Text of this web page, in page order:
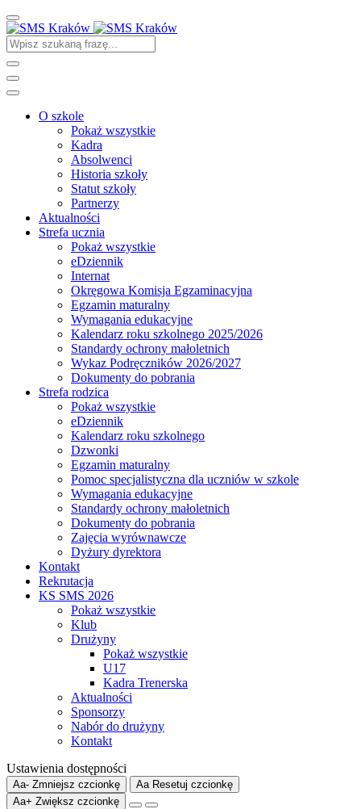
O szkole
Pokaż wszystkie
Kadra
Absolwenci
Historia szkoły
Statut szkoły
Partnerzy
Aktualności
Strefa ucznia
Pokaż wszystkie
eDziennik
Internat
Okręgowa Komisja Egzaminacyjna
Egzamin maturalny
Wymagania edukacyjne
Kalendarz roku szkolnego 2025/2026
Standardy ochrony małoletnich
Wykaz Podręczników 2026/2027
Dokumenty do pobrania
Strefa rodzica
Pokaż wszystkie
eDziennik
Kalendarz roku szkolnego
Dzwonki
Egzamin maturalny
Pomoc specjalistyczna dla uczniów w szkole
Wymagania edukacyjne
Standardy ochrony małoletnich
Dokumenty do pobrania
Zajęcia wyrównawcze
Dyżury dyrektora
Kontakt
Rekrutacja
KS SMS 2026
Pokaż wszystkie
Klub
Drużyny
Pokaż wszystkie
U17
Kadra Trenerska
Aktualności
Sponsorzy
Nabór do drużyny
Kontakt
Ustawienia dostępności
Aa- Zmniejsz czcionkę Aa Resetuj czcionkę
Aa+ Zwiększ czcionkę